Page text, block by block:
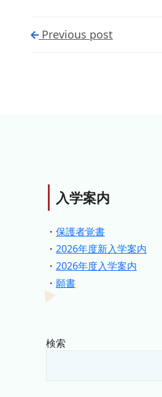
Previous post
入学案内
・ 保護者覚書
・ 2026年度新入学案内
・ 2026年度入学案内
・ 願書
検索